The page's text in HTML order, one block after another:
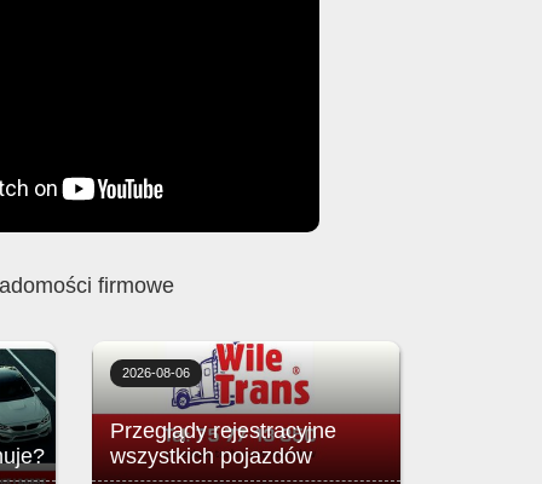
firmowe
Przeglądy rejestracyjne
wszystkich pojazdów
2026-08-06